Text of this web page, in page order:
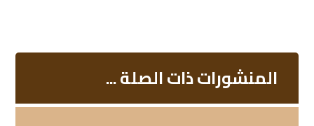
المنشورات ذات الصلة ...